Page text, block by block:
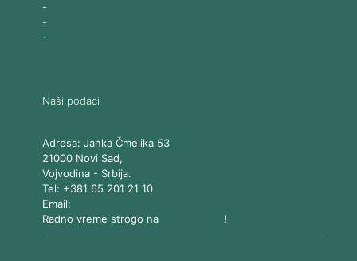
-
-
-
Naši podaci
Adresa: Janka Čmelika 53
21000 Novi Sad,
Vojvodina- Srbija.
Tel: +381 65 201 21 10
Email:
Radno vreme strogo na
!